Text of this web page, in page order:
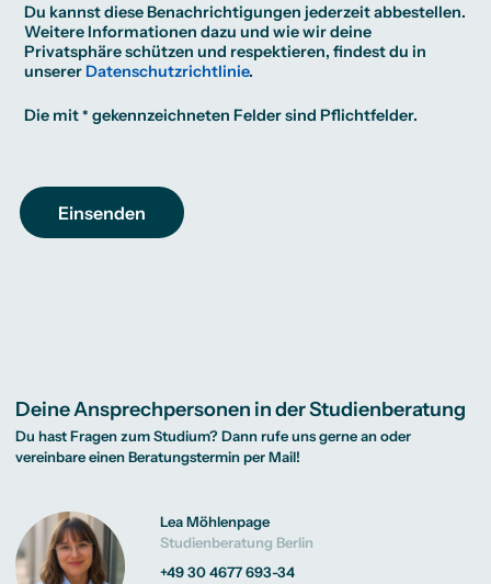
Du kannst diese Benachrichtigungen jederzeit abbestellen.
Weitere Informationen dazu und wie wir deine
Privatsphäre schützen und respektieren, findest du in
unsererDatenschutzrichtlinie.
Die mit gekennzeichneten Felder sind Pflichtfelder.
Deine Ansprechpersonen in der Studienberatung
Du hast Fragen zum Studium? Dann rufe uns gerne an oder
vereinbare einen Beratungstermin per Mail!
Lea Möhlenpage
Studienberatung Berlin
+49 30 4677 693-34